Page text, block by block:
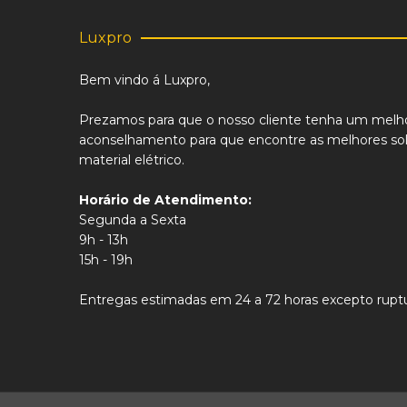
Luxpro
Bem vindo á Luxpro,
Prezamos para que o nosso cliente tenha um
aconselhamento para que encontre as melhores
material elétrico.
Horário de Atendimento:
Segunda a Sexta
9h - 13h
15h - 19h
Entregas estimadas em 24 a 72 horas excepto